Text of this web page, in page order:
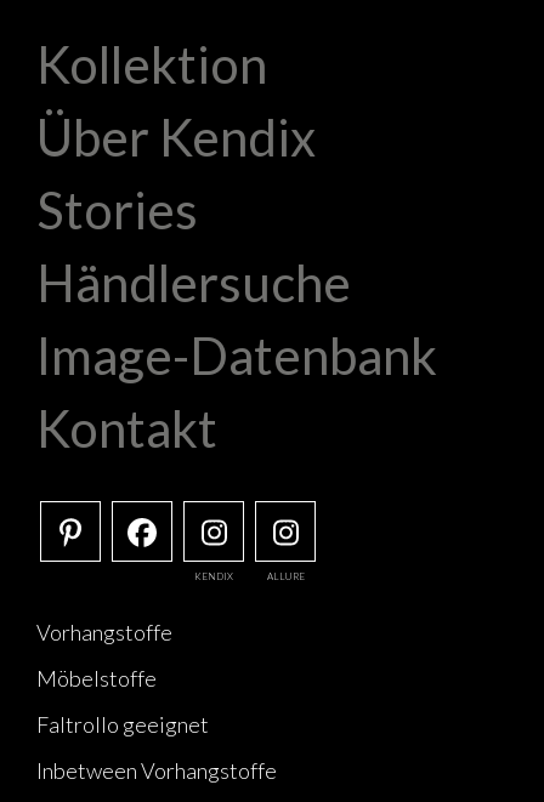
Kollektion
Über Kendix
Stories
Händlersuche
Image-Datenbank
Kontakt
KENDIX ALLURE
Vorhangstoffe
Möbelstoffe
Faltrollo geeignet
Inbetween Vorhangstoffe